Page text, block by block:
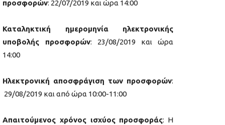
προσφορών: 22/07/2019 και ώρα 14:00
Καταληκτική ημερομηνία ηλεκτρονικής
υποβολής προσφορών: 23/08/2019 και ώρα
14:00
Ηλεκτρονική αποσφράγιση των προσφορών:
29/08/2019 και από ώρα 10:00-11:00
Απαιτούμενος χρόνος ισχύος προσφοράς: Η